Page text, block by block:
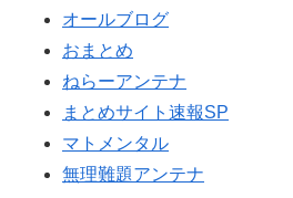
オールブログ
おまとめ
ねらーアンテナ
まとめサイト速報SP
マトメンタル
無理難題アンテナ